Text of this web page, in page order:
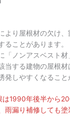
より屋根材の欠け
ることがあります。
「ノンアスベスト
当する建物の屋根
発しやすくなること
は1990年後半から
雨漏り補修しても